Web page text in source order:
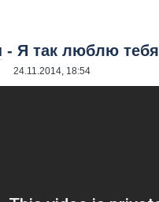
- Я так люблю тебя
24.11.2014, 18:54